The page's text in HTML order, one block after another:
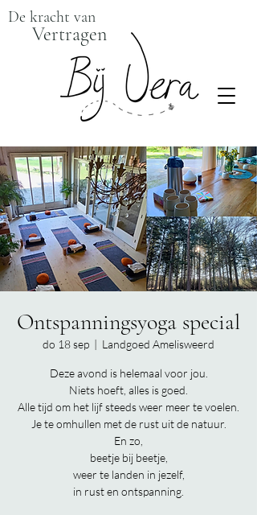
De kracht van
Vertragen
Ontspanningsyoga special
do 18 sep
  |
Landgoed Amelisweerd
Deze avond is helemaal voor jou.
Niets hoeft, alles is goed.
Alle tijd om het lijf steeds weer meer te voelen.
Je te omhullen met de rust uit de natuur.
En zo,
beetje bij beetje,
weer te landen in jezelf,
in rust en ontspanning.